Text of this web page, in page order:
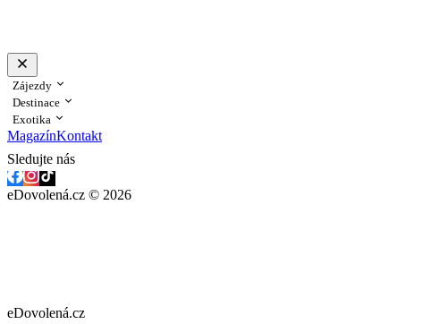
Zájezdy
Destinace
Exotika
MagazínKontakt
Sledujte nás
eDovolená.cz © 2026
eDovolená.cz